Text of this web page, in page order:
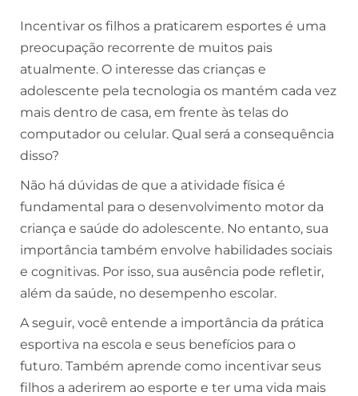
Incentivar os filhos a praticarem esportes é uma
preocupação recorrente de muitos pais
atualmente. O interesse das crianças e
adolescente pela tecnologia os mantém cada vez
mais dentro de casa, em frente às telas do
computador ou celular. Qual será a consequência
disso?
Não há dúvidas de que a atividade física é
fundamental para o desenvolvimento motor da
criança e saúde do adolescente. No entanto, sua
importância também envolve habilidades sociais
e cognitivas. Por isso, sua ausência pode refletir,
além da saúde, no desempenho escolar.
A seguir, você entende a importância da prática
esportiva na escola e seus benefícios para o
futuro. Também aprende como incentivar seus
filhos a aderirem ao esporte e ter uma vida mais